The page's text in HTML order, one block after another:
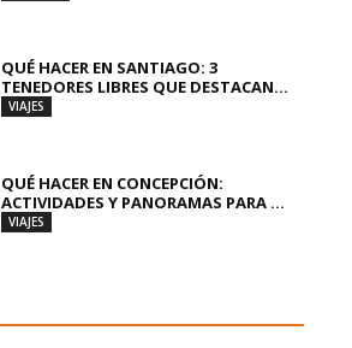
QUÉ HACER EN SANTIAGO: 3
TENEDORES LIBRES QUE DESTACAN...
VIAJES
QUÉ HACER EN CONCEPCIÓN:
ACTIVIDADES Y PANORAMAS PARA ...
VIAJES